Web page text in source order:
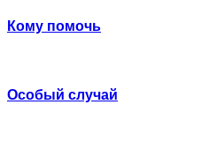
Кому помочь
Особый случай